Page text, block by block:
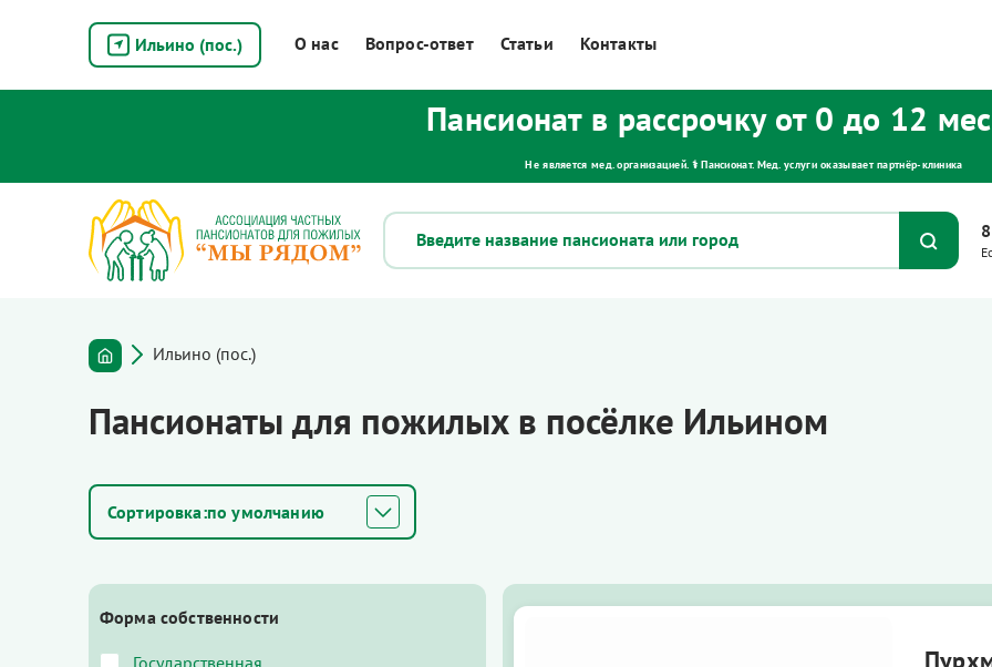
Ильино (пос.) О нас Вопрос-ответ Статьи Контакты
Пансионат в рассрочку от 0 до 12
Не является мед. организацией. ⚕ Пансионат. Мед. услуги оказывает партнёр‑клиника
Ильино (пос.)
Пансионаты для пожилых в посёлке Ильином
по умолчанию
Форма собственности
Государственная